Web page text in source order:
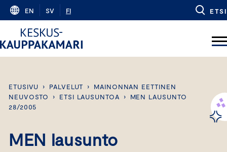
Skip
content
EN SV FI ETSI
ETUSIVU › PALVELUT ›
MAINONNAN EETTINEN
NEUVOSTO
› ETSI LAUSUNTOA ›
MEN LAUSUNTO
28/2005
MEN lausunto